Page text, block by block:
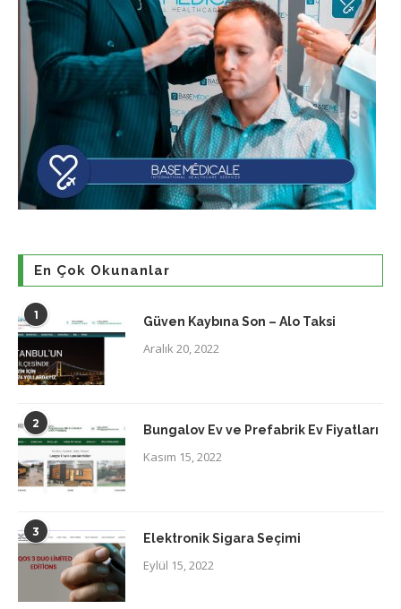
En Çok Okunanlar
1 Güven Kaybına Son – Alo Taksi
Aralık 20, 2022
2 Bungalov Ev ve Prefabrik Ev Fiyatları
Kasım 15, 2022
3 Elektronik Sigara Seçimi
Eylül 15, 2022